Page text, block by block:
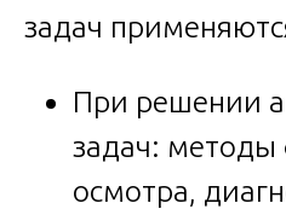
задач
При решении
задач: методы
осмотра,